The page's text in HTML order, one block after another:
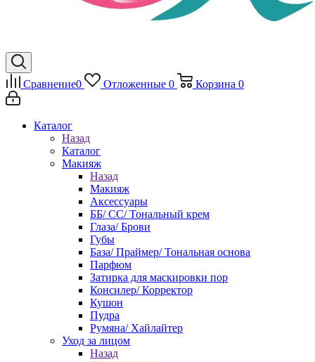
Сравнение0 Отложенные 0 Корзина 0
Каталог
Назад
Каталог
Макияж
Назад
Макияж
Аксессуары
ББ/ СС/ Тональный крем
Глаза/ Брови
Губы
База/ Праймер/ Тональная основа
Парфюм
Затирка для маскировки пор
Консилер/ Корректор
Кушон
Пудра
Румяна/ Хайлайтер
Уход за лицом
Назад